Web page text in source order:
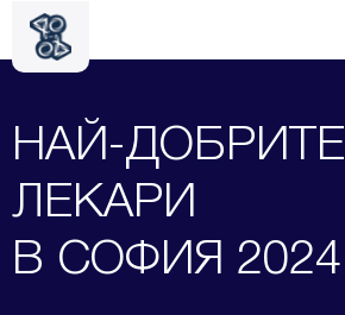
НАЙ-ДОБРИТЕ
ЛЕКАРИ
В СОФИЯ 2024